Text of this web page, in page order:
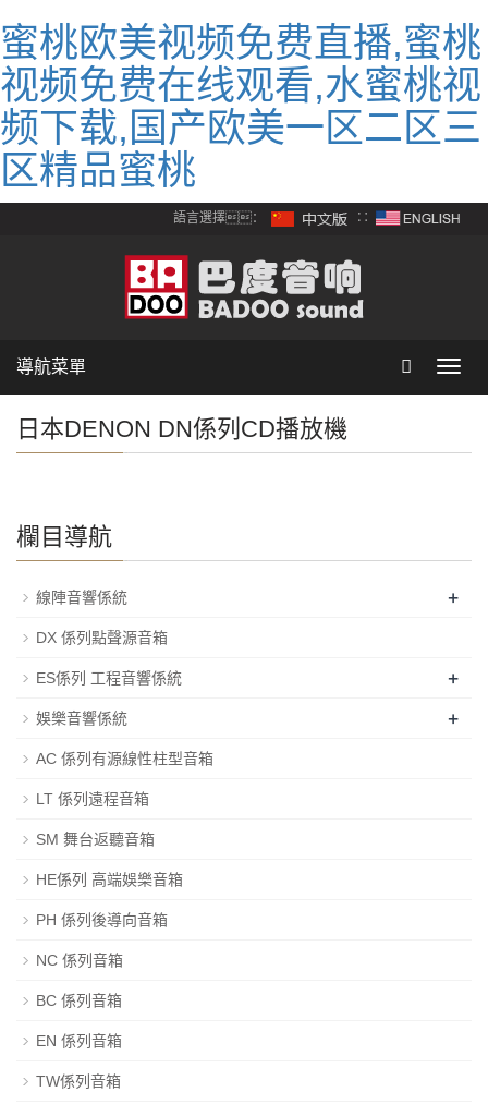
蜜桃欧美视频免费直播,蜜桃
视频免费在线观看,水蜜桃视
频下载,国产欧美一区二区三
区精品蜜桃
語言選擇： ∷
導航菜單
日本DENON DN係列CD播放機
欄目導航
線陣音響係統 +
DX 係列點聲源音箱
ES係列 工程音響係統 +
娛樂音響係統 +
AC 係列有源線性柱型音箱
LT 係列遠程音箱
SM 舞台返聽音箱
HE係列 高端娛樂音箱
PH 係列後導向音箱
NC 係列音箱
BC 係列音箱
EN 係列音箱
TW係列音箱